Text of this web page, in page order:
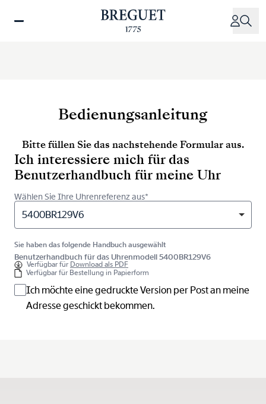
zum
Bedienungsanleitung
Bitte füllen Sie das nachstehende Formular aus.
Ich interessiere mich für das
Benutzerhandbuch für meine Uhr
Wählen Sie Ihre Uhrenreferenz aus*
5400BR129V6
Sie haben das folgende Handbuch ausgewählt
Benutzerhandbuch für das Uhrenmodell 5400BR129V6
Verfügbar für Download als PDF
Verfügbar für Bestellung in Papierform
Ich möchte eine gedruckte Version per Post an meine
Adresse geschickt bekommen.